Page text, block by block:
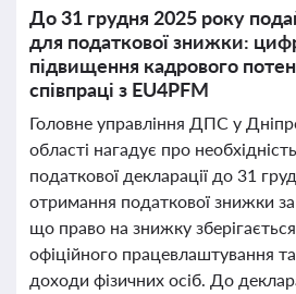
До 31 грудня 2025 року
для податкової знижки:
підвищення кадрового
співпраці з EU4PFM
Головне управління ДПС у
області нагадує про
податкової декларації до 31
отримання податкової знижки
що право на знижку
офіційного працевлаштування
доходи фізичних осіб. До